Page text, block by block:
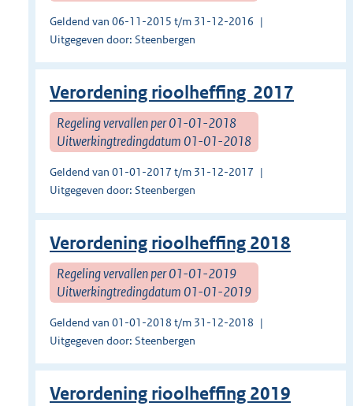
Geldend van 06-11-2015 t/m 31-12-2016
Uitgegeven door: Steenbergen
Verordening rioolheffing 2017
Regeling vervallen per 01-01-2018
Uitwerkingtredingdatum 01-01-2018
Geldend van 01-01-2017 t/m 31-12-2017
Uitgegeven door: Steenbergen
Verordening rioolheffing 2018
Regeling vervallen per 01-01-2019
Uitwerkingtredingdatum 01-01-2019
Geldend van 01-01-2018 t/m 31-12-2018
Uitgegeven door: Steenbergen
Verordening rioolheffing 2019